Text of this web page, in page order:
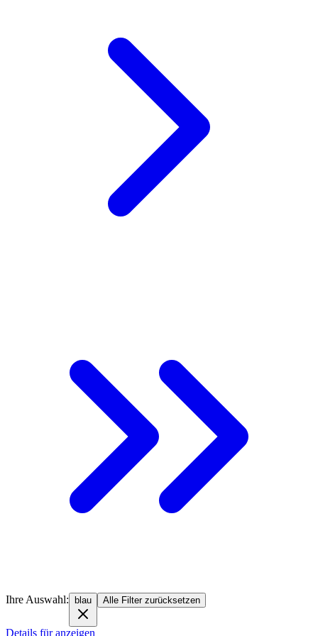
Ihre Auswahl: blau Alle Filter zurücksetzen
Details für anzeigen